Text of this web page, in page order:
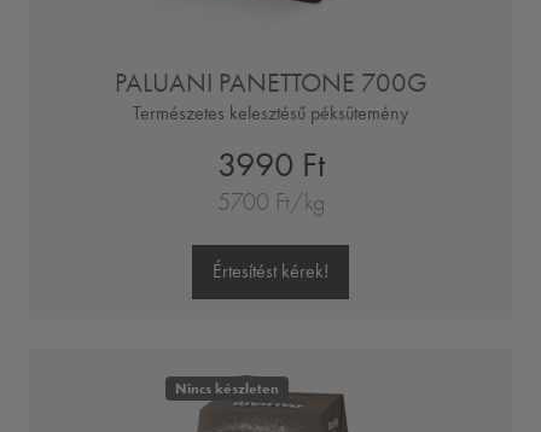
PALUANI PANETTONE 700G
Természetes kelesztésű péksütemény
3990 Ft
5700 Ft/kg
Értesítést kérek!
Nincs készleten